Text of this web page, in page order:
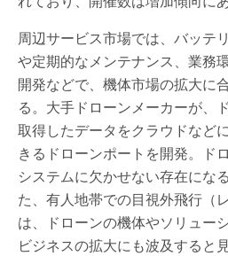
周辺サービス市場では、バッテ
や定期的なメンテナンス、業務
開発などで、機体市場の拡大に
る。大手ドローンメーカーが、
取得したデータをクラウドなど
きるドローンポートを開発。ド
システムに欠かせない存在にな
た、有人地帯での目視外飛行（
は、ドローンの機体やソリュー
ビジネスの拡大にも波及すると